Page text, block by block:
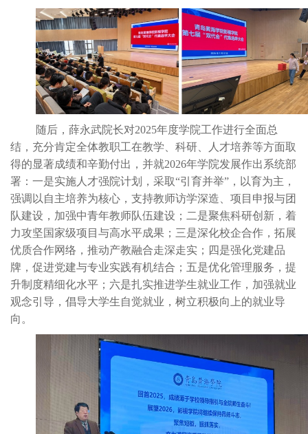
随后，薛永武院长对2025年度学院工作进行全面总
结，充分肯定全体教职工在教学、科研、人才培养等方面取
得的显著成绩和辛勤付出，并就2026年学院发展作出系统部
署：一是实施人才强院计划， 采取“引育并举”，以育为主，
强调 以自主培养为核心，支持教师访学深造、项目申报与团
队建设，加强中青年教师队伍建设；二是聚焦科研创新，着
力攻坚国家级项目与高水平成果；三是深化校企合作，拓展
优质合作网络，推动产教融合走深走实；四是强化党建品
牌，促进党建与专业实践有机结合；五是优化管理服务，提
升制度精细化水平；六是扎实推进学生就业工作，加强就业
观念引导，倡导大学生自觉就业，树立积极向上的就业导
向。